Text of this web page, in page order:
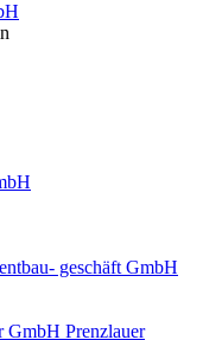
geschäft GmbH
GmbH Prenzlauer